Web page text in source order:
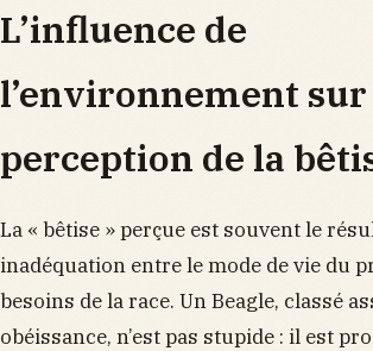
L’influence de
l’environnement
perception de la
La « bêtise » perçue est souvent le
inadéquation entre le mode de vie du
besoins de la race. Un Beagle, classé
obéissance, n’est pas stupide : il est